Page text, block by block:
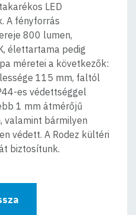
LED
A fényforrás
800 lumen,
élettartama pedig
méretei a következők:
115 mm, faltól
es védettséggel
1 mm átmérőjű
valamint bármilyen
védett. A Rodez kültéri
biztosítunk.